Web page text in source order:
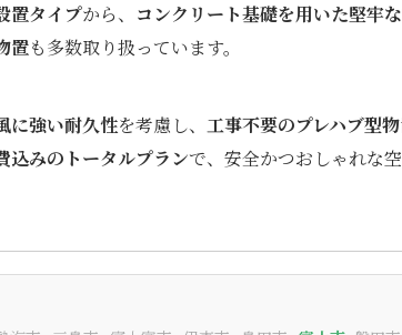
置タイプから、 コンクリート基礎を用いた堅牢
置も多数取り扱っています。
に強い耐久性を考慮し、 工事不要のプレハブ型
込みのトータルプランで、安全かつおしゃれな